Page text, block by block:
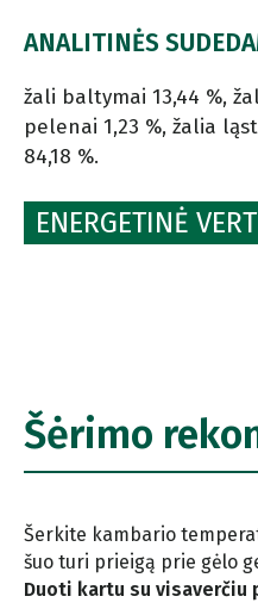
ANALITINĖS
žali baltymai 13,44 %,
pelenai 1,23 %, žalia
84,18 %.
ENERGETINĖ
Šėrimo
Šerkite kambario
šuo turi prieigą prie gėlo
Duoti kartu su visaverčiu